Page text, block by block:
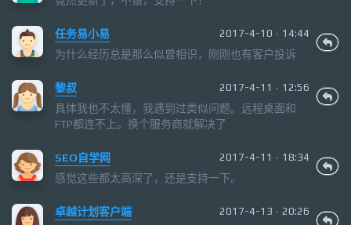
任务易小易 2017-4-10 · 14:44
为什么经历总是那么似曾相识，刚刚也有客户投诉
黎叔 2017-4-11 · 12:56
具体我也不太懂，我遇到过类似问题。远程桌面和
FTP都连不上。换个服务商就解决了
SEO自学网 2017-4-11 · 18:34
感觉这些都太高深了，还是支持一下。
卓越计划客户端 2017-4-13 · 20:26